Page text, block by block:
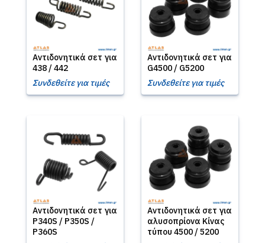
Αντιδονητικά σετ για
438 / 442
Συνδεθείτε για τιμές
Αντιδονητικά σετ για
G4500 / G5200
Συνδεθείτε για τιμές
Αντιδονητικά σετ για
P340S / P350S /
P360S
Αντιδονητικά σετ για
αλυσοπρίονα Κίνας
τύπου 4500 / 5200